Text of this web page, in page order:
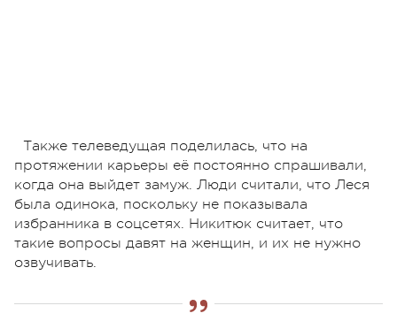
Также телеведущая поделилась, что на
протяжении карьеры её постоянно спрашивали,
когда она выйдет замуж. Люди считали, что Леся
была одинока, поскольку не показывала
избранника в соцсетях. Никитюк считает, что
такие вопросы давят на женщин, и их не нужно
озвучивать.